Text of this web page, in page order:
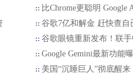
比Chrome更聪明 Google
谷歌7亿和解金 赶快查
谷歌眼镜重新发布！联
Google Gemini最新功能
美国“沉睡巨人”彻底醒来